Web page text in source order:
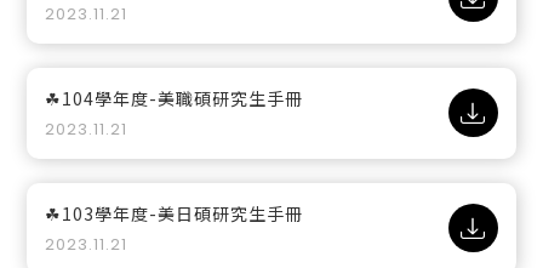
2023.11.21
☘104學年度-美職碩研究生手冊
2023.11.21
☘103學年度-美日碩研究生手冊
2023.11.21